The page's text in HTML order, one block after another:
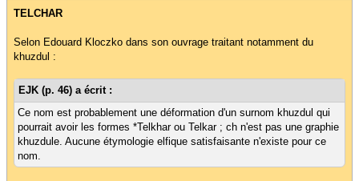
TELCHAR
Selon Edouard Kloczko dans son ouvrage traitant notamment du
khuzdul :
EJK (p. 46) a écrit :
Ce nom est probablement une déformation d'un surnom khuzdul qui
pourrait avoir les formes *Telkhar ou Telkar ; ch n'est pas une graphie
khuzdule. Aucune étymologie elfique satisfaisante n'existe pour ce
nom.